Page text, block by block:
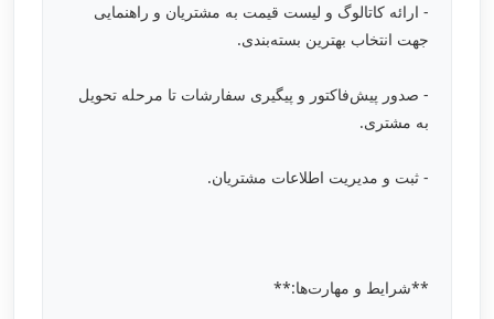
- ارائه کاتالوگ و لیست قیمت به مشتریان و راهنمایی
جهت انتخاب بهترین بسته‌بندی.
- صدور پیش‌فاکتور و پیگیری سفارشات تا مرحله تحویل
به مشتری.
- ثبت و مدیریت اطلاعات مشتریان.
**شرایط و مهارت‌ها:**